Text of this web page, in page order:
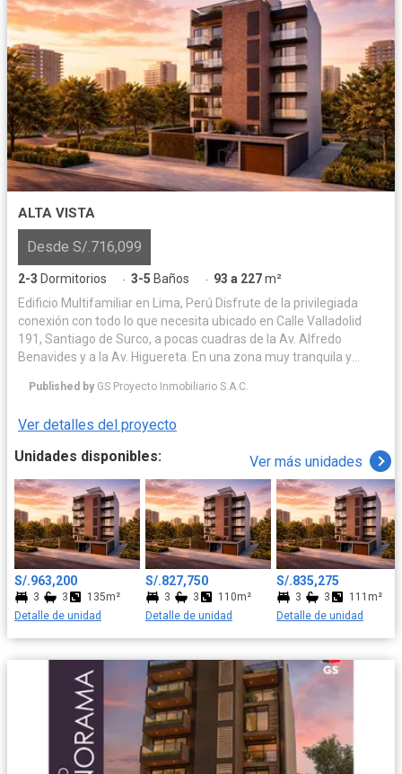
ALTA VISTA
Desde S/.716,099
2-3 Dormitorios · 3-5 Baños · 93 a 227m²
Edificio Multifamiliar en Lima, Perú Disfrute de la privilegiada
conexión con todo lo que necesita ubicado en Calle Valladolid
191, Santiago de Surco, a pocas cuadras de la Av. Alfredo
Benavides y a la Av. Higuereta. En una zona muy tranquila y
tranquilidad con la conveniencia. Imagine vivir donde los parques,
una extensión natural de su día a día. Esta es la ubicación
perfecta para construir los recuerdos más valiosos de su familia,
con la ciudad a sus pies y la comodidad de siempre tenerlo todo
cerca.
Published by GS Proyecto Inmobiliario S.A.C.
Ver detalles del proyecto
Unidades disponibles:
Ver más unidades
S/.963,200
3 3
135m²
Detalle de unidad
S/.827,750
3 3
110m²
Detalle de unidad
S/.835,275
3 3
111m²
Detalle de unidad